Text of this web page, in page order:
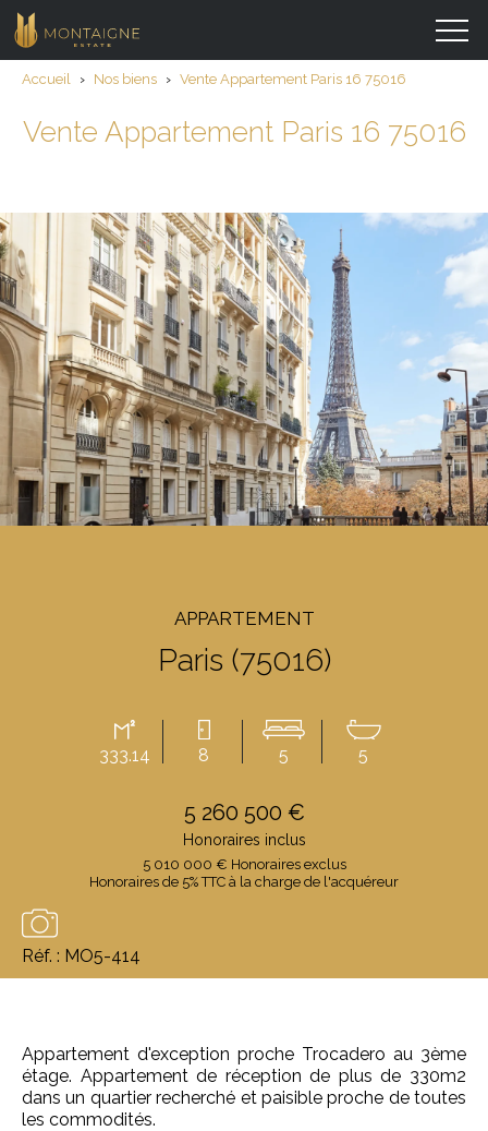
APPARTEMENT
Paris (75016)
333.14 8 5 5
5 260 500 €
Honoraires inclus
5 010 000 € Honoraires exclus
Honoraires de 5% TTC à la charge de l'acquéreur
Réf. : MO5-414
Accueil › Nos biens › Vente Appartement Paris 16 75016
Vente Appartement Paris 16 75016
Appartement d'exception proche Trocadero au 3ème
étage. Appartement de réception de plus de 330m2
dans un quartier recherché et paisible proche de toutes
les commodités.